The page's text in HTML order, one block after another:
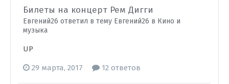
Билеты на концерт Рем Дигги
Евгений26 ответил в тему Евгений26 в Кино и
музыка
UP
29 марта, 2017 12 ответов